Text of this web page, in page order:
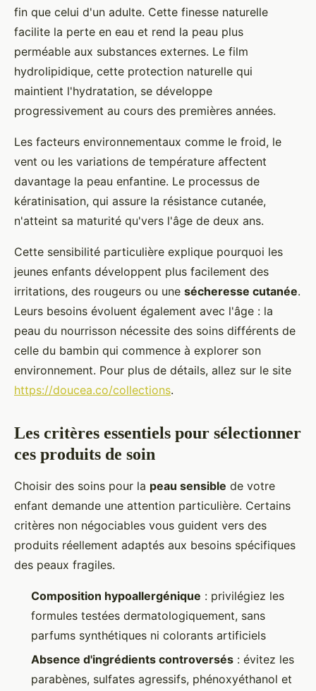
fin que celui d'un adulte. Cette finesse naturelle
facilite la perte en eau et rend la peau plus
perméable aux substances externes. Le film
hydrolipidique, cette protection naturelle qui
maintient l'hydratation, se développe
progressivement au cours des premières années.
Les facteurs environnementaux comme le froid, le
vent ou les variations de température affectent
davantage la peau enfantine. Le processus de
kératinisation, qui assure la résistance cutanée,
n'atteint sa maturité qu'vers l'âge de deux ans.
Cette sensibilité particulière explique pourquoi les
jeunes enfants développent plus facilement des
irritations, des rougeurs ou une sécheresse cutanée.
Leurs besoins évoluent également avec l'âge : la
peau du nourrisson nécessite des soins différents de
celle du bambin qui commence à explorer son
environnement. Pour plus de détails, allez sur le site
https://doucea.co/collections.
Les critères essentiels pour sélectionner
ces produits de soin
Choisir des soins pour la peau sensible de votre
enfant demande une attention particulière. Certains
critères non négociables vous guident vers des
produits réellement adaptés aux besoins spécifiques
des peaux fragiles.
Composition hypoallergénique : privilégiez les
formules testées dermatologiquement, sans
parfums synthétiques ni colorants artificiels
Absence d'ingrédients controversés : évitez les
parabènes, sulfates agressifs, phénoxyéthanol et